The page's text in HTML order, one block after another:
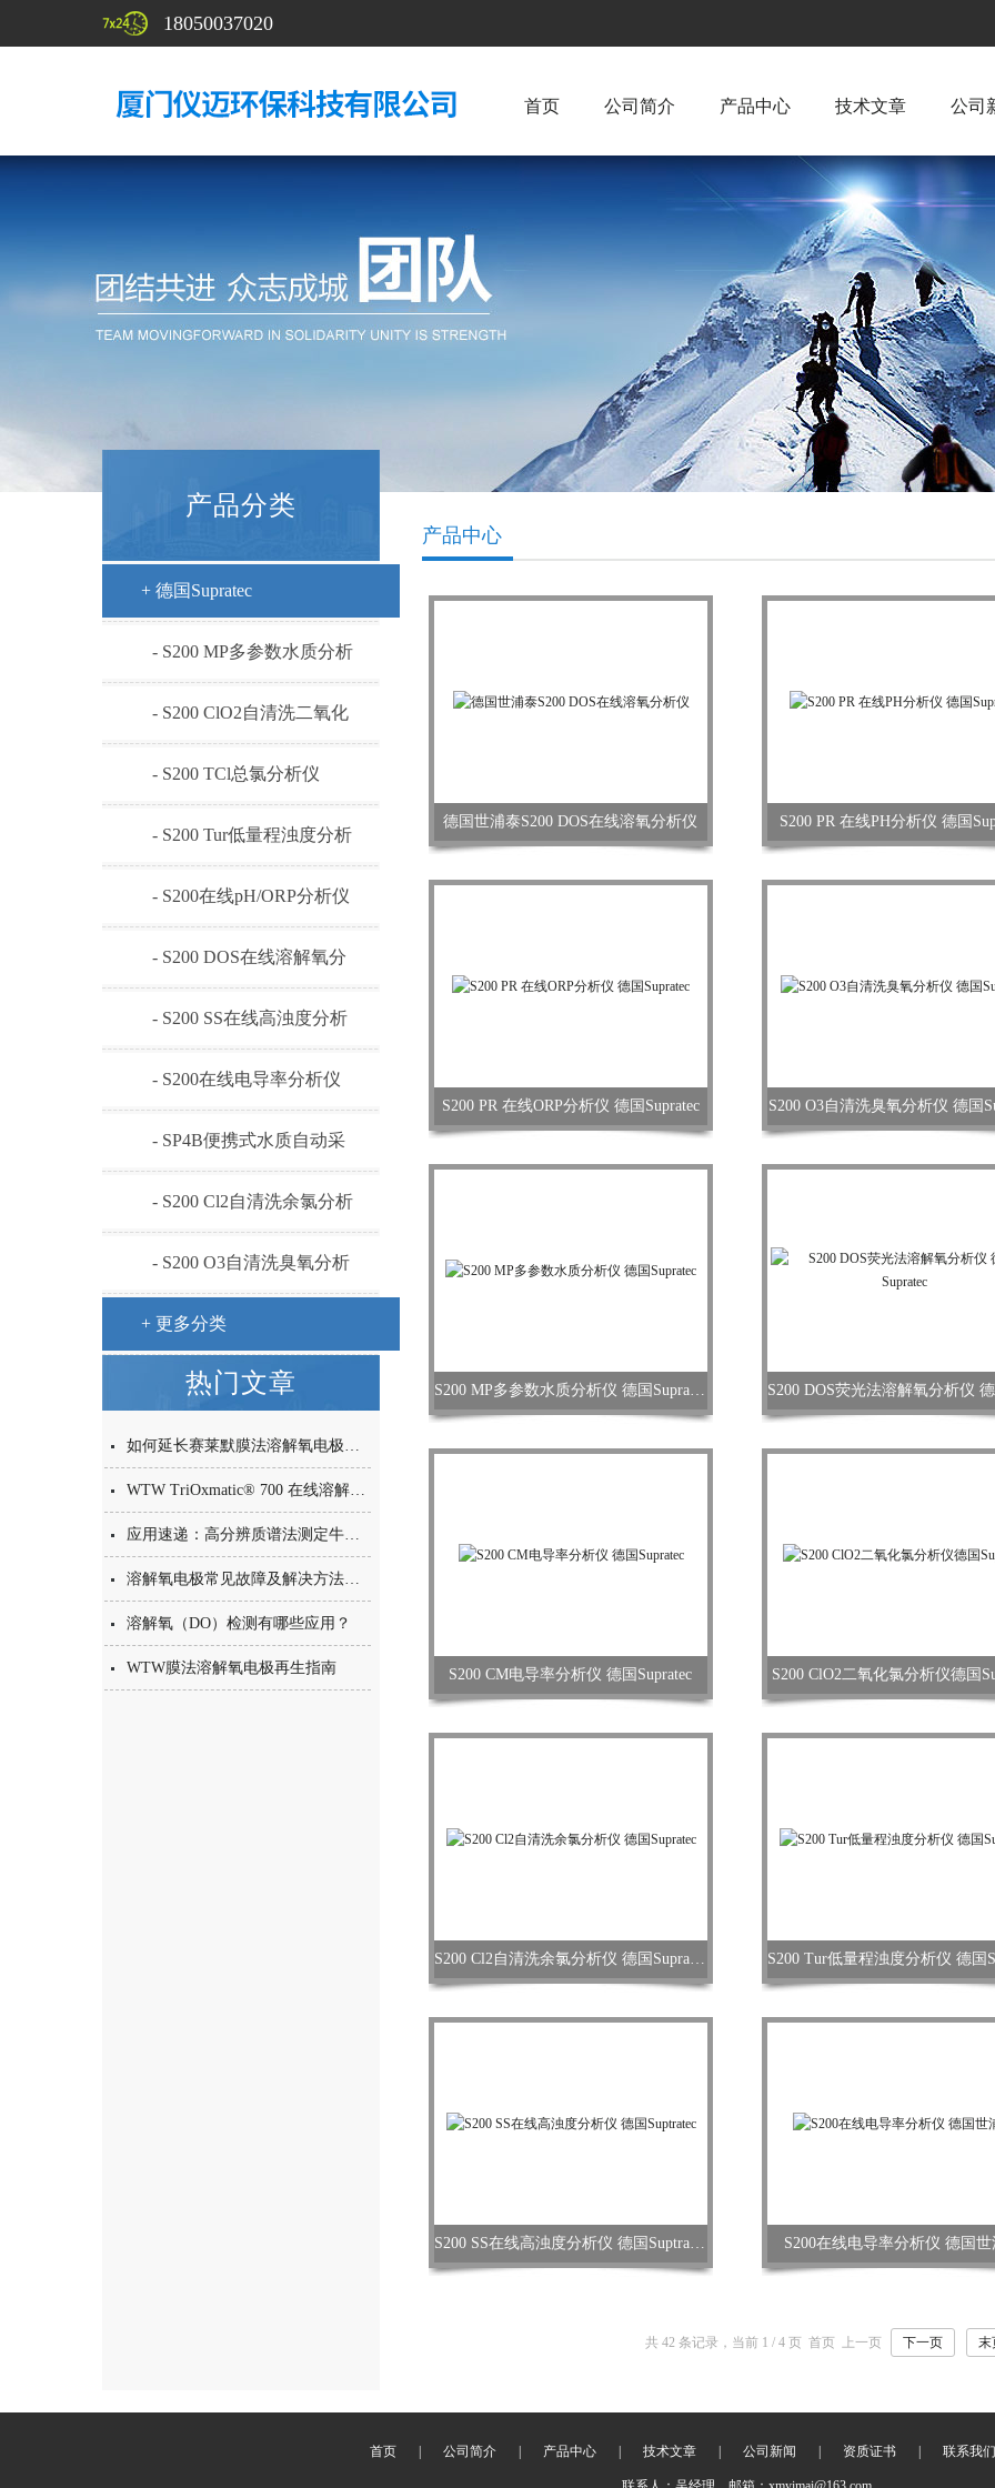
18050037020
首页 公司简介 产品中心 技术文章 公司
产品分类
+ 德国Supratec
- S200 MP多参数水质分析
仪
- S200 ClO2自清洗二氧化
氯
- S200 TCl总氯分析仪
- S200 Tur低量程浊度分析
仪
- S200在线pH/ORP分析仪
- S200 DOS在线溶解氧分
析仪
- S200 SS在线高浊度分析
仪
- S200在线电导率分析仪
- SP4B便携式水质自动采
样器
- S200 Cl2自清洗余氯分析
仪
- S200 O3自清洗臭氧分析
仪
+ 更多分类
热门文章
如何延长赛莱默膜法溶解氧电极的使用寿命？
WTW TriOxmatic® 700 在线溶解氧电极——为市政污水处理而生的耐用之选
应用速递：高分辨质谱法测定牛奶中34种PFAS化合物
溶解氧电极常见故障及解决方法速查表
溶解氧（DO）检测有哪些应用？
WTW膜法溶解氧电极再生指南
产品中心
德国世浦泰S200 DOS在线溶氧分析仪 S200 PR 在线PH分析仪 德国
S200 PR 在线ORP分析仪 德国Supratec S200 O3自清洗臭氧分析仪 德国
S200 MP多参数水质分析仪 德国Supratec
S200 CM电导率分析仪 德国Supratec S200 ClO2二氧化氯分析仪德国
S200 Cl2自清洗余氯分析仪 德国Supratec
S200 SS在线高浊度分析仪 德国Suptratec S200在线电导率分析仪 德国
共 42 条记录，当前 1 / 4 页 首页 上一页 下一页 末
首页 公司简介 产品中心 技术文章 公司新闻 资质证书 联系我们